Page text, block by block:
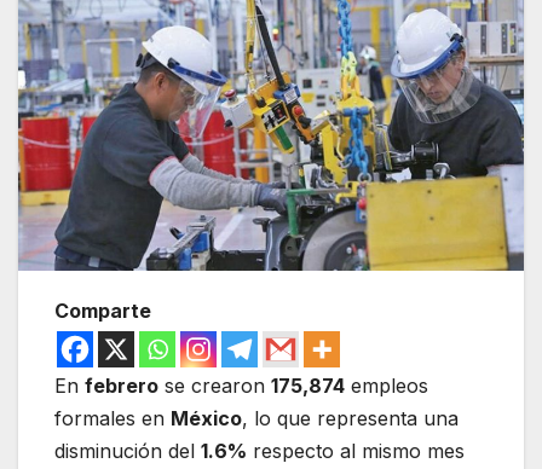
Comparte
En febrero se crearon 175,874 empleos
formales en México, lo que representa una
disminución del 1.6% respecto al mismo mes